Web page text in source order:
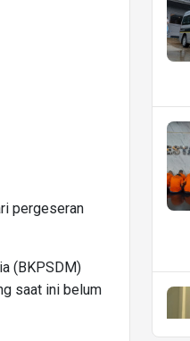
pergeseran
(BKPSDM)
saat ini belum